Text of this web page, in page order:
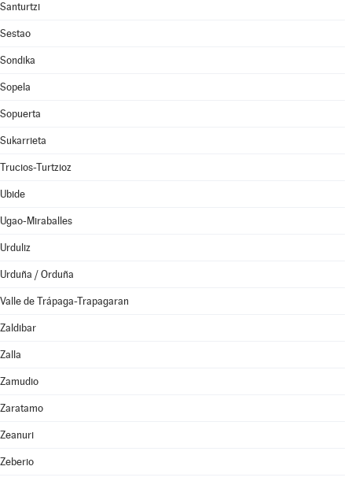
Santurtzi
Sestao
Sondika
Sopela
Sopuerta
Sukarrieta
Trucios-Turtzioz
Ubide
Ugao-Miraballes
Urduliz
Urduña / Orduña
Valle de Trápaga-Trapagaran
Zaldibar
Zalla
Zamudio
Zaratamo
Zeanuri
Zeberio